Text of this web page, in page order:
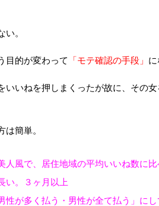
。
目的が変わって 「モテ確認の手段」 に
いいねを押しまくったが故に、その
は簡単。
人風で、居住地域の平均いいね数に
い。３ヶ月以上
が多く払う・男性が全て払う」に